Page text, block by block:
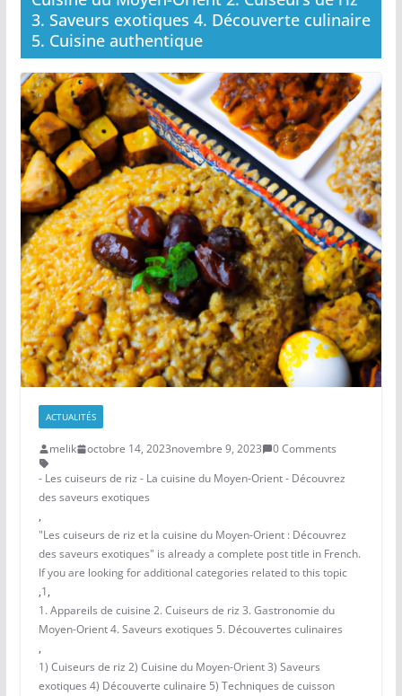
3. Saveurs exotiques 4. Découverte culinaire
5. Cuisine authentique
ACTUALITÉS
melik octobre 14, 2023novembre 9, 2023
0 Comments
- Les cuiseurs de riz - La cuisine du Moyen-Orient - Découvrez
des saveurs exotiques
,
"Les cuiseurs de riz et la cuisine du Moyen-Orient : Découvrez
des saveurs exotiques" is already a complete post title in French.
If you are looking for additional categories related to this topic
,1,
1. Appareils de cuisine 2. Cuiseurs de riz 3. Gastronomie du
Moyen-Orient 4. Saveurs exotiques 5. Découvertes culinaires
,
1) Cuiseurs de riz 2) Cuisine du Moyen-Orient 3) Saveurs
exotiques 4) Découverte culinaire 5) Techniques de cuisson